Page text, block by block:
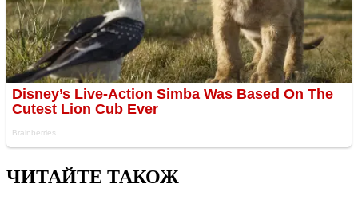
ЧИТАЙТЕ ТАКОЖ